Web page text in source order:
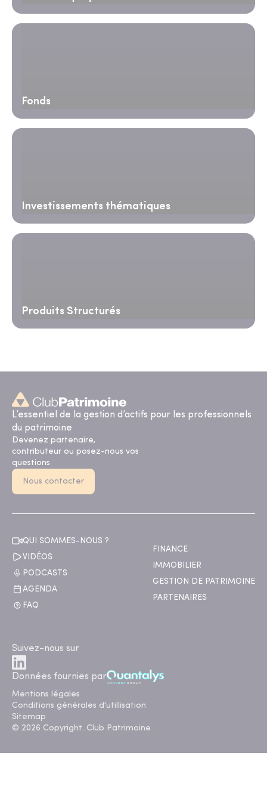
Fonds
Investissements thématiques
Produits Structurés
L’essentiel de la gestion d’actifs pour les professionnels
du patrimoine
Devenez partenaire,
contributeur ou posez-nous vos
questions
Nous contacter
QUI SOMMES-NOUS ?
VIDÉOS
PODCASTS
AGENDA
FAQ
FINANCE
IMMOBILIER
GESTION DE PATRIMOINE
PARTENAIRES
Suivez-nous sur
Données fournies par
Mentions légales
Conditions générales d'utillisation
Sitemap
© 2026 Copyright. Club Patrimoine